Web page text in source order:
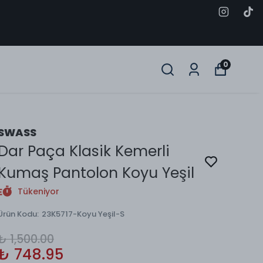
0
Paça Klasik Kemerli
Pantolon Koyu Yeşil
Tükeniyor
Kodu: 23K5717-Koyu Yeşil-S
1,500.00
748.95